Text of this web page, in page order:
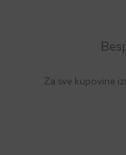
Za sve kupovine